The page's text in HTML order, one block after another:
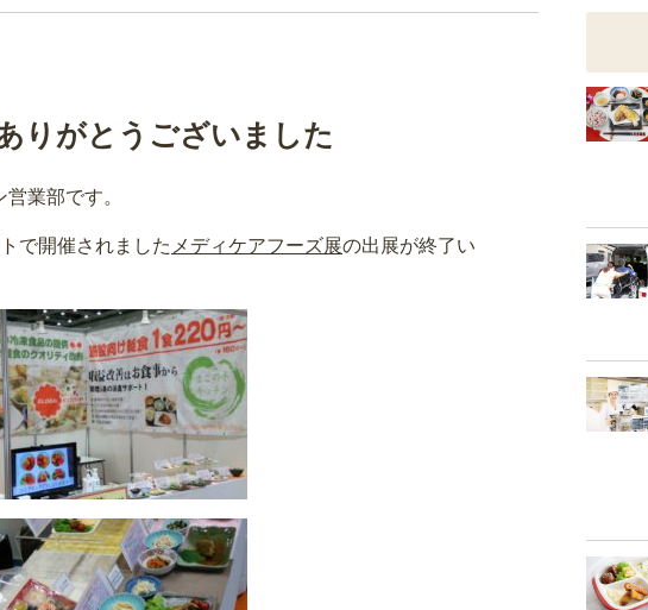
りがとうございました
業部です。
で開催されました メディケアフーズ展の出展が終了い